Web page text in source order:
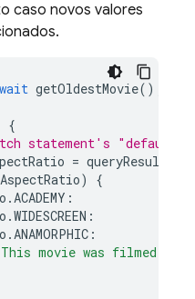
caso novos valores
getOldestMovie();
{
statement's "default"
= queryResult
)
{
.ACADEMY :
.WIDESCREEN :
.ANAMORPHIC :
movie was filmed in